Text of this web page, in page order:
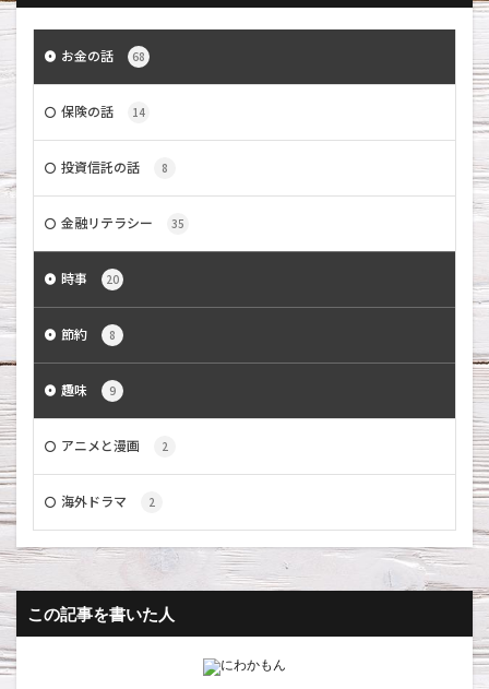
お金の話 68
保険の話 14
投資信託の話 8
金融リテラシー 35
時事 20
節約 8
趣味 9
アニメと漫画 2
海外ドラマ 2
この記事を書いた人